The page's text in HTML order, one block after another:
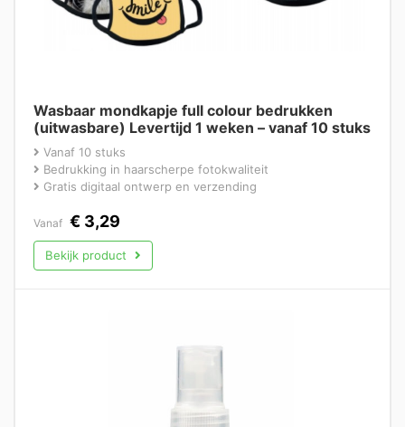
Wasbaar mondkapje full colour bedrukken
(uitwasbare) Levertijd 1 weken – vanaf 10 stuks
Vanaf 10 stuks
Bedrukking in haarscherpe fotokwaliteit
Gratis digitaal ontwerp en verzending
Vanaf € 3,29
Bekijk product